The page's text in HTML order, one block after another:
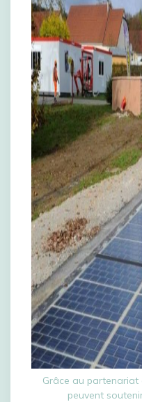
Grâce au partenariat
peuvent